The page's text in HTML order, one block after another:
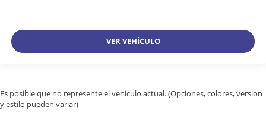
VER VEHÍCULO
Es posible que no represente el vehiculo actual. (Opciones, colores, version
y estilo pueden variar)